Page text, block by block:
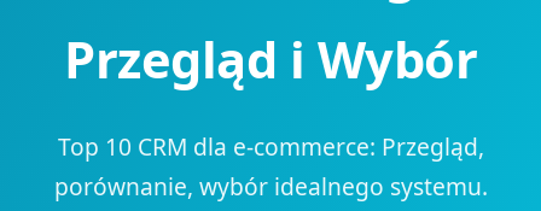
Przegląd i Wybór
Top 10 CRM dla e-commerce: Przegląd,
porównanie, wybór idealnego systemu.